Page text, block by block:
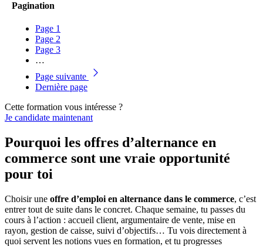
Pagination
Page 1
Page 2
Page 3
…
Page suivante
Dernière page
Cette formation vous intéresse ?
Je candidate maintenant
Pourquoi les offres d’alternance en
commerce sont une vraie opportunité
pour toi
Choisir une offre d’emploi en alternance dans le commerce, c’est
entrer tout de suite dans le concret. Chaque semaine, tu passes du
cours à l’action : accueil client, argumentaire de vente, mise en
rayon, gestion de caisse, suivi d’objectifs… Tu vois directement à
quoi servent les notions vues en formation, et tu progresses